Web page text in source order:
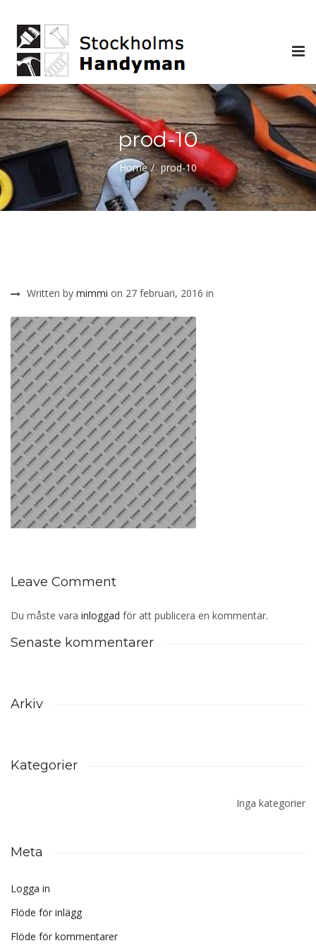
prod-10
Home prod-10
Written by mimmi on 27 februari, 2016 in
Leave Comment
Du måste vara inloggad för att publicera en kommentar.
Senaste kommentarer
Arkiv
Kategorier
Inga kategorier
Meta
Logga in
Flöde för inlägg
Flöde för kommentarer